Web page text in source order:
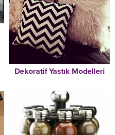
Dekoratif Yastık Modelleri